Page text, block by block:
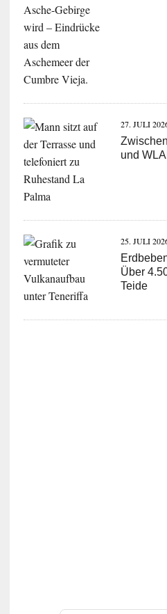
27. JULI
und
25. JULI
Über
Teide